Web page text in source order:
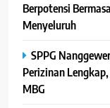
Berpotensi
Menyeluruh
SPPG
Perizinan
MBG